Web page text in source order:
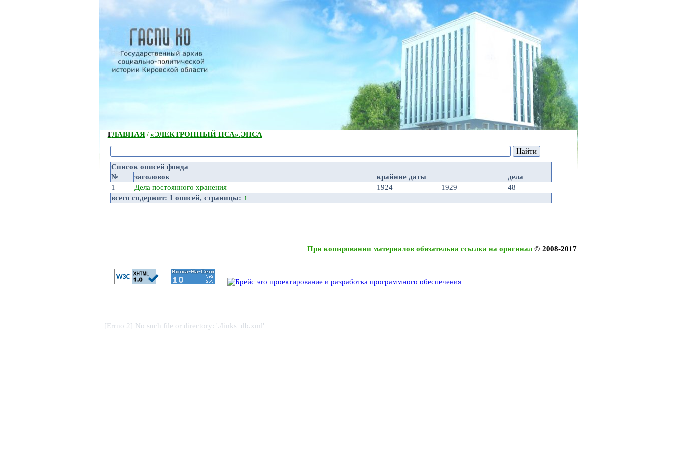
ГЛАВНАЯ/ «ЭЛЕКТРОННЫЙ НСА».ЭНСА
Список описей фонда
№
заголовок крайние даты
дела
1
Дела постоянного хранения 1924 1929
48
всего содержит: 1 описей, страницы: 1
При копировании материалов обязательна ссылка на оригинал © 2008-2017
[Errno 2] No such file or directory: './links_db.xml'